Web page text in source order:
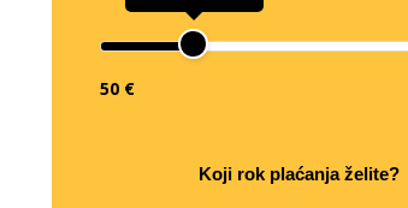
50 €
Koji rok plaćanja želite?